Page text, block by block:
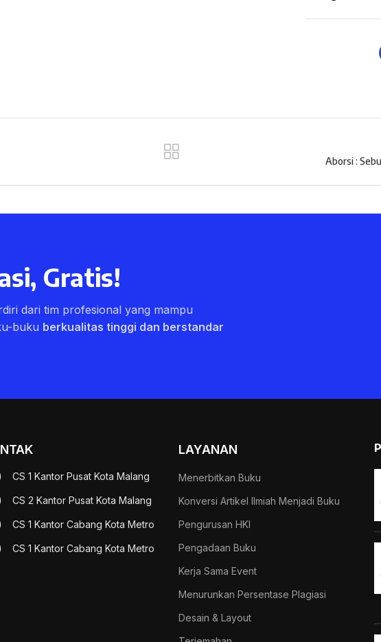
Aborsi :
Gratis!
dari tim profesional yang mampu
buku berkualitas tinggi dan berstandar
CS 1 Kantor Pusat Kota Malang
CS 2 Kantor Pusat Kota Malang
CS 1 Kantor Cabang Kota Metro
CS 1 Kantor Cabang Kota Metro
LAYANAN
Menerbitkan Buku
Konversi Artikel Ilmiah Menjadi Buku
Pengurusan HKI
Pengadaan Buku
Kerja Sama Event
Menurunkan Persentase Plagiasi
Desain & Layout